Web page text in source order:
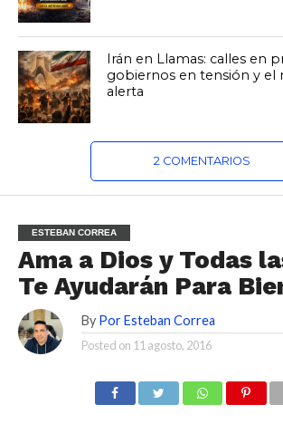
Irán en Llamas: calles en
gobiernos en tensión y el
alerta
2 COMENTARIOS
ESTEBAN CORREA
Ama a Dios y Todas
Te Ayudarán Para
By Por Esteban Correa
Posted on 11 agosto, 2016